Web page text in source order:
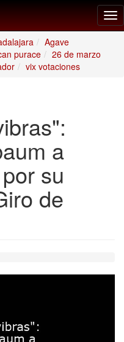
Agave
purace
26 de marzo
vix votaciones
a
su
de